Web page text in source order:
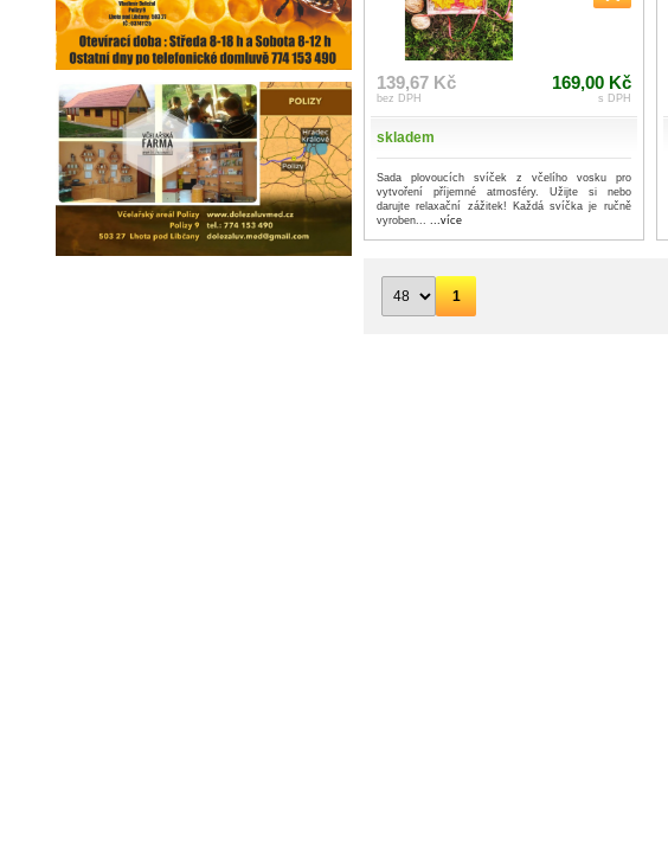
139,67 Kč
bez DPH
169,00 Kč
s DPH
skladem
Sada plovoucích svíček z včelího vosku pro
vytvoření příjemné atmosféry. Užijte si nebo
darujte relaxační zážitek! Každá svíčka je ručně
vyroben... ...více
1